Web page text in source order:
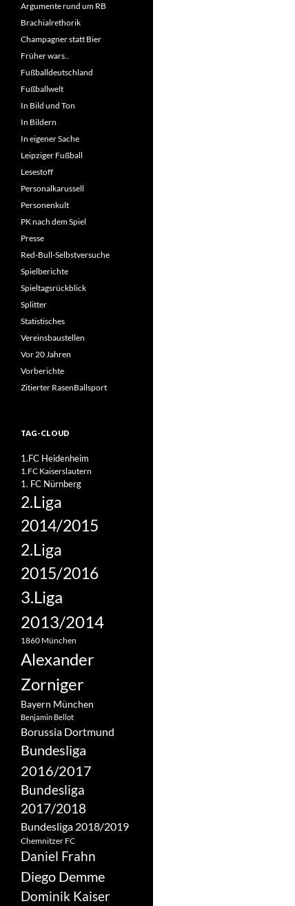
Argumente rund um RB
Brachialrethorik
Champagner statt Bier
Früher wars..
Fußballdeutschland
Fußballwelt
In Bild und Ton
In Bildern
In eigener Sache
Leipziger Fußball
Lesestoff
Personalkarussell
Personenkult
PK nach dem Spiel
Presse
Red-Bull-Selbstversuche
Spielberichte
Spieltagsrückblick
Splitter
Statistisches
Vereinsbaustellen
Vor 20 Jahren
Vorberichte
Zitierter RasenBallsport
TAG-CLOUD
1.FC Heidenheim
1.FC Kaiserslautern
1. FC Nürnberg
2.Liga
2014/2015
2.Liga
2015/2016
3.Liga
2013/2014
1860 München
Alexander
Zorniger
Bayern München
Benjamin Bellot
Borussia Dortmund
Bundesliga
2016/2017
Bundesliga
2017/2018
Bundesliga 2018/2019
Chemnitzer FC
Daniel Frahn
Diego Demme
Dominik Kaiser